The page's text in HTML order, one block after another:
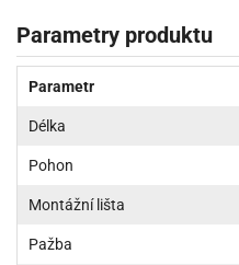
Parametry produktu
Parametr
Délka
Pohon
Montážní lišta
Pažba